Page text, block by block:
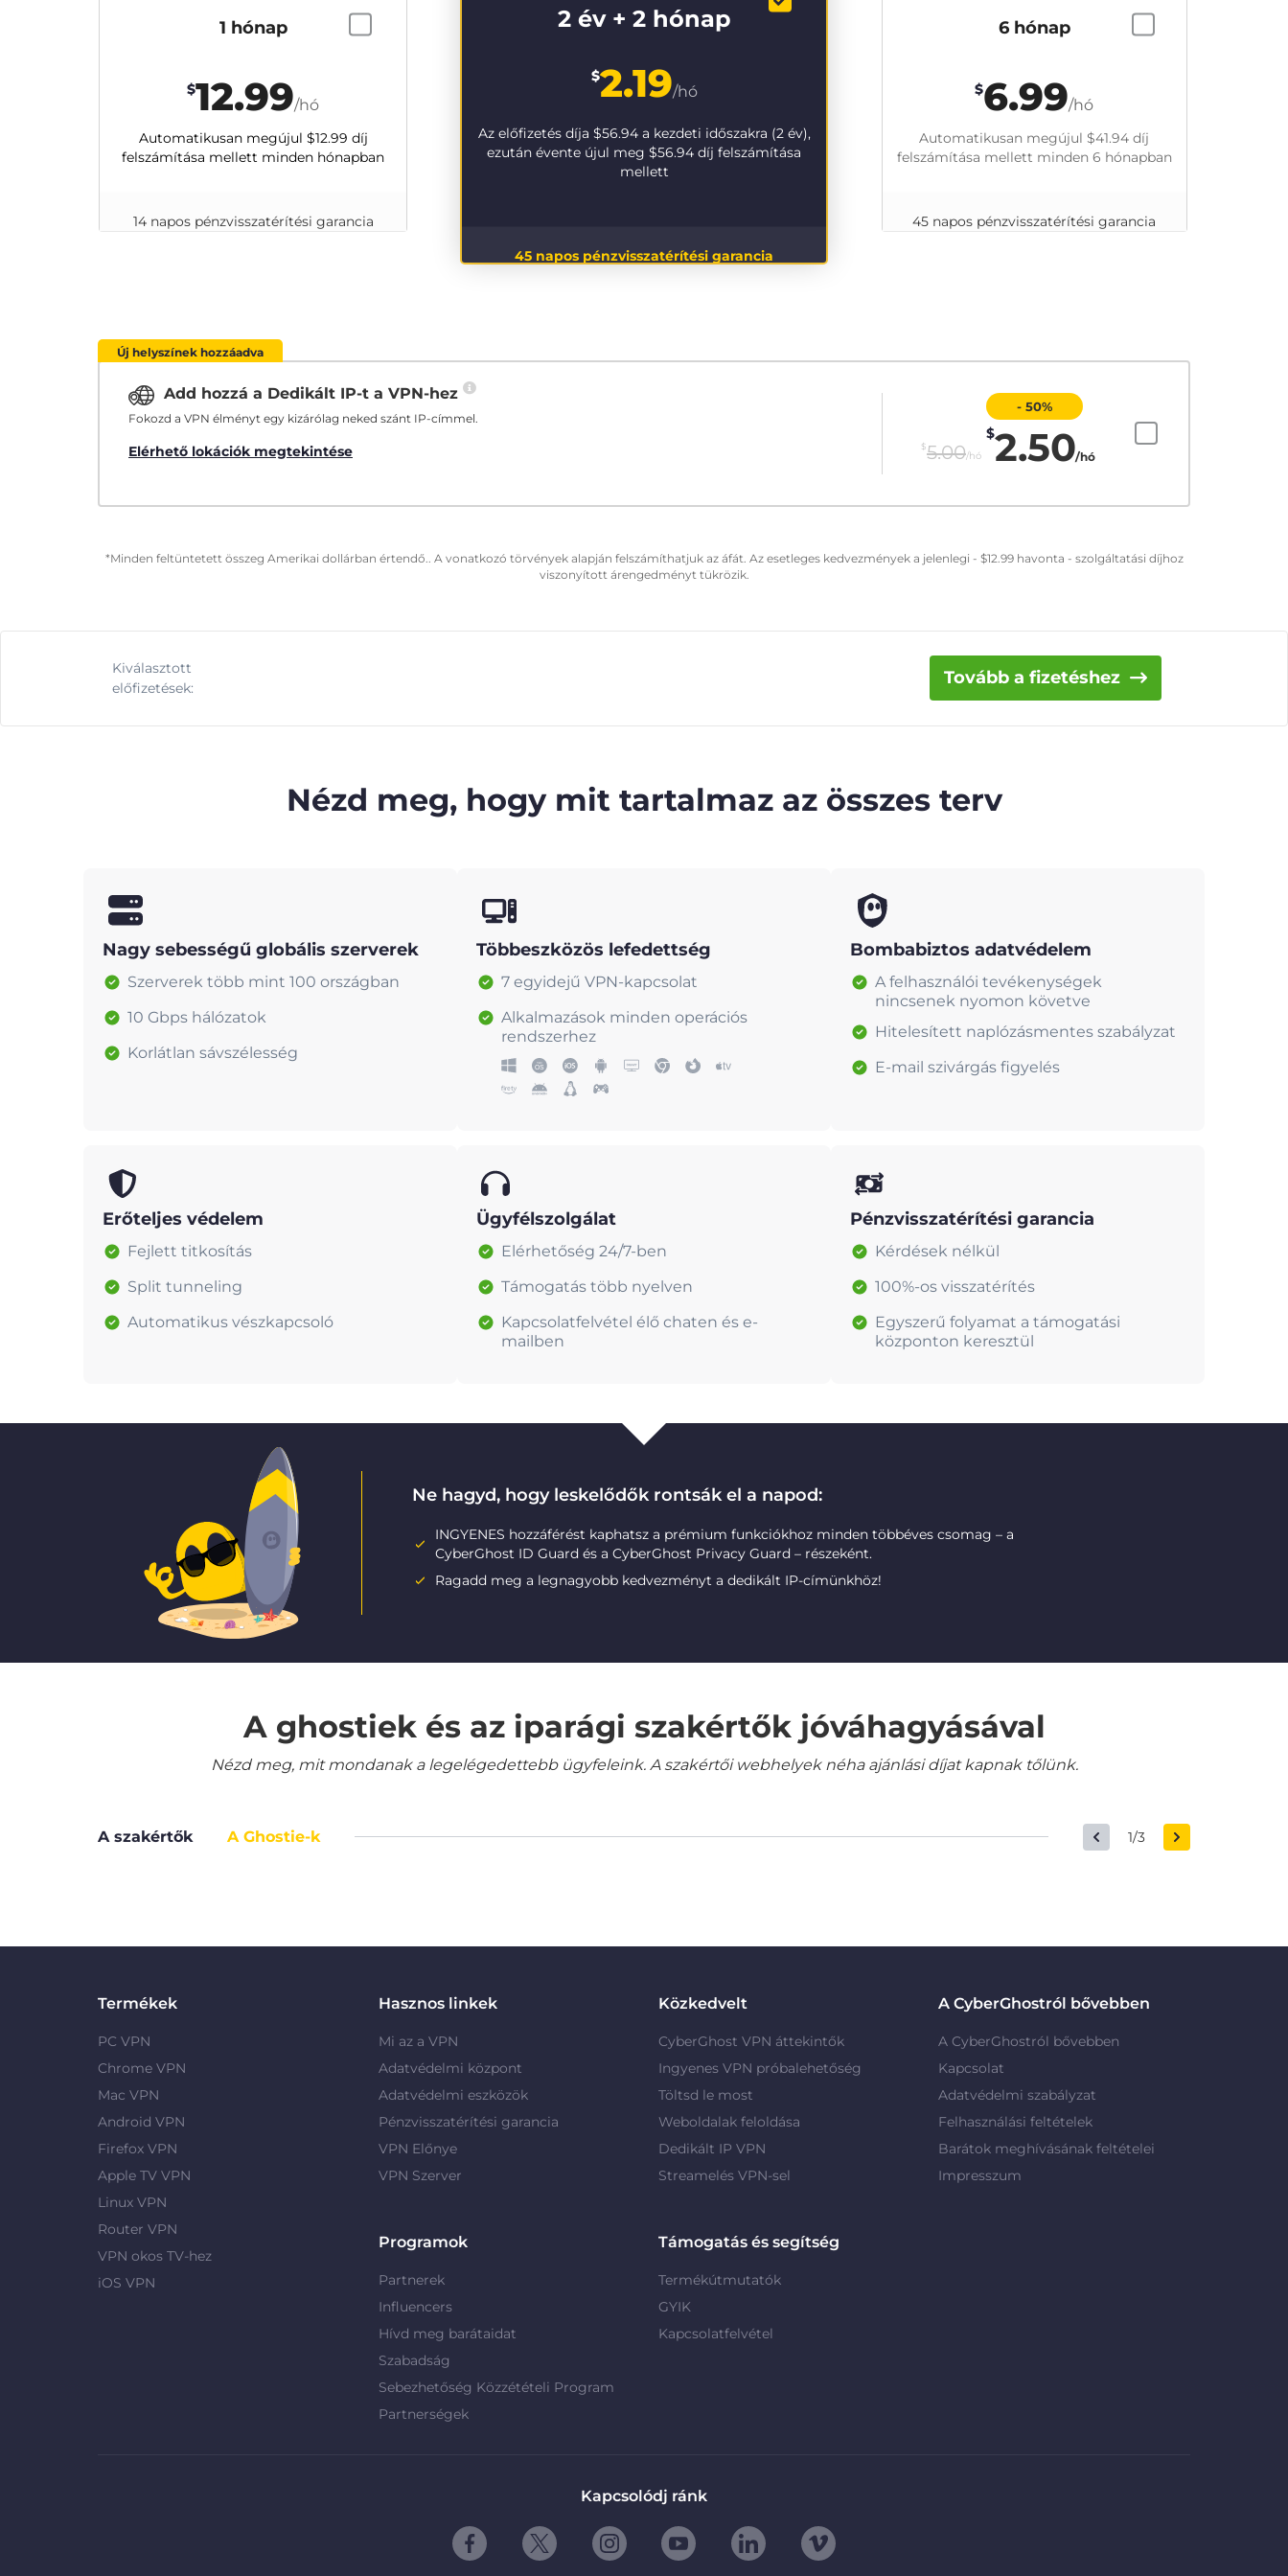
2 év + 2 hónap
$2.19/hó
Az előfizetés díja $56.94a kezdeti időszakra (2 év),
ezután évente újul meg $56.94 díj felszámítása
mellett
45 napos pénzvisszatérítési garancia
6 hónap
$6.99/hó
Automatikusan megújul $41.94 díj
felszámítása mellett minden 6 hónapban
45 napos pénzvisszatérítési garancia
1 hónap
$12.99/hó
Automatikusan megújul $12.99 díj
felszámítása mellett minden hónapban
14 napos pénzvisszatérítési garancia
Új helyszínek hozzáadva
Add hozzá a Dedikált IP-t a VPN-hez
Fokozd a VPN élményt egy kizárólag neked szánt IP-címmel.
Elérhető lokációk megtekintése $5.00/hó
- 50%
$2.50/hó
*Minden feltüntetett összeg Amerikai dollárban értendő.. A vonatkozó törvények alapján felszámíthatjuk az áfát. Az esetleges kedvezmények a jelenlegi - $12.99havonta - szolgáltatási díjhoz
viszonyított árengedményt tükrözik.
Kiválasztott
előfizetések:
Tovább a fizetéshez
Nézd meg, hogy mit tartalmaz az összes terv
Nagy sebességű globális szerverek
Szerverek több mint 100 országban
10 Gbps hálózatok
Korlátlan sávszélesség
Többeszközös lefedettség
7 egyidejű VPN-kapcsolat
Alkalmazások minden operációs
rendszerhez
Bombabiztos adatvédelem
A felhasználói tevékenységek
nincsenek nyomon követve
Hitelesített naplózásmentes szabályzat
E-mail szivárgás figyelés
Erőteljes védelem
Fejlett titkosítás
Split tunneling
Automatikus vészkapcsoló
Ügyfélszolgálat
Elérhetőség 24/7-ben
Támogatás több nyelven
Kapcsolatfelvétel élő chaten és e-
mailben
Pénzvisszatérítési garancia
Kérdések nélkül
100%-os visszatérítés
Egyszerű folyamat a támogatási
központon keresztül
Ne hagyd, hogy leskelődők rontsák el a napod:
INGYENES hozzáférést kaphatsz a prémium funkciókhoz minden többéves csomag – a
CyberGhost ID Guard és a CyberGhost Privacy Guard – részeként.
Ragadd meg a legnagyobb kedvezményt a dedikált IP-címünkhöz!
A ghostiek és az iparági szakértők jóváhagyásával
Nézd meg, mit mondanak a legelégedettebb ügyfeleink. A szakértői webhelyek néha ajánlási díjat kapnak tőlünk.
A szakértők A Ghostie-k 1/3
Termékek
PC VPN
Chrome VPN
Mac VPN
Android VPN
Firefox VPN
Apple TV VPN
Linux VPN
Router VPN
VPN okos TV-hez
iOS VPN
Hasznos linkek
Mi az a VPN
Adatvédelmi központ
Adatvédelmi eszközök
Pénzvisszatérítési garancia
VPN Előnye
VPN Szerver
Közkedvelt
CyberGhost VPN áttekintők
Ingyenes VPN próbalehetőség
Töltsd le most
Weboldalak feloldása
Dedikált IP VPN
Streamelés VPN-sel
A CyberGhostról bővebben
A CyberGhostról bővebben
Kapcsolat
Adatvédelmi szabályzat
Felhasználási feltételek
Barátok meghívásának feltételei
Impresszum
Programok
Partnerek
Influencers
Hívd meg barátaidat
Szabadság
Sebezhetőség Közzétételi Program
Partnerségek
Támogatás és segítség
Termékútmutatók
GYIK
Kapcsolatfelvétel
Kapcsolódj ránk